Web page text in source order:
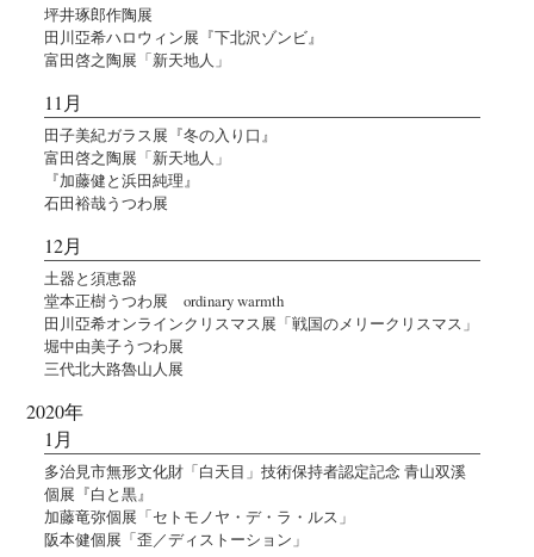
坪井琢郎作陶展
田川亞希ハロウィン展『下北沢ゾンビ』
富田啓之陶展「新天地人」
11月
田子美紀ガラス展『冬の入り口』
富田啓之陶展「新天地人」
『加藤健と浜田純理』
石田裕哉うつわ展
12月
土器と須恵器
堂本正樹うつわ展 ordinary warmth
田川亞希オンラインクリスマス展「戦国のメリークリスマス」
堀中由美子うつわ展
三代北大路魯山人展
2020年
1月
多治見市無形文化財「白天目」技術保持者認定記念 青山双溪
個展『白と黒』
加藤竜弥個展「セトモノヤ・デ・ラ・ルス」
阪本健個展「歪／ディストーション」